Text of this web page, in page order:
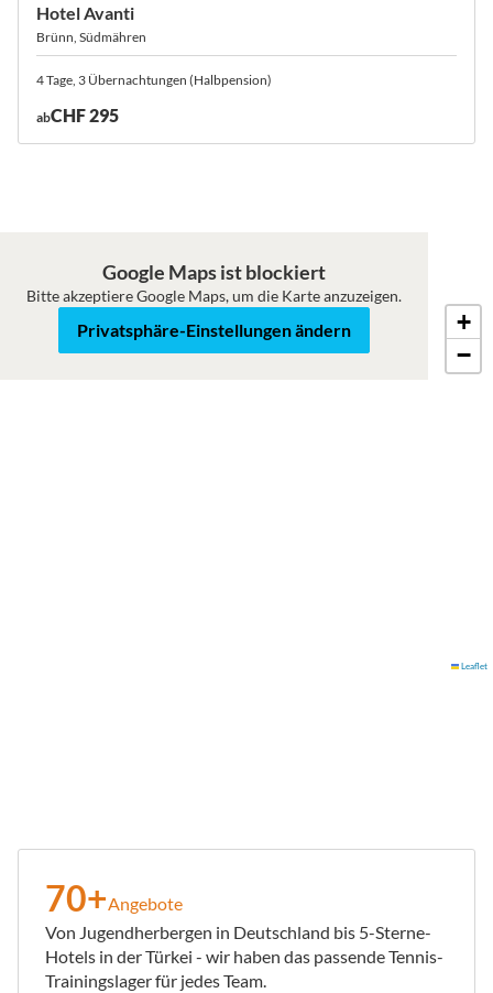
Hotel Avanti
Brünn, Südmähren
4 Tage, 3 Übernachtungen (Halbpension)
abCHF 295
Roadmap Satellit
+
−
Leaflet
Google Maps ist blockiert
Bitte akzeptiere Google Maps, um die Karte anzuzeigen.
Privatsphäre-Einstellungen ändern
70+Angebote
Von Jugendherbergen in Deutschland bis 5-Sterne-
Hotels in der Türkei - wir haben das passende Tennis-
Trainingslager für jedes Team.